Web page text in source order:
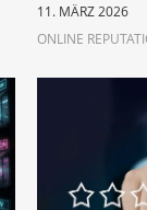
11. MÄRZ 2026
ONLINE